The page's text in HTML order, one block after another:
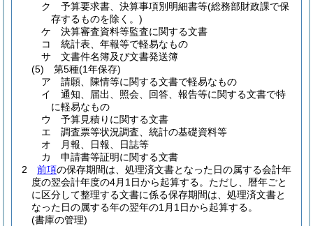
ク
予算要求書、決算事項別明細書等(総務部財政課で保
存するものを除く。)
ケ
決算審査資料等監査に関する文書
コ
統計表、年報等で軽易なもの
サ
文書件名簿及び文書発送簿
(5)
第5種(1年保存)
ア
請願、陳情等に関する文書で軽易なもの
イ
通知、届出、照会、回答、報告等に関する文書で特
に軽易なもの
ウ
予算見積りに関する文書
エ
調査票等状況調査、統計の基礎資料等
オ
月報、日報、日誌等
カ
申請書等証明に関する文書
2
前項の保存期間は、処理済文書となった日の属する会計年
度の翌会計年度の4月1日から起算する。 ただし、暦年ごと
に区分して整理する文書に係る保存期間は、処理済文書と
なった日の属する年の翌年の1月1日から起算する。
(書庫の管理)